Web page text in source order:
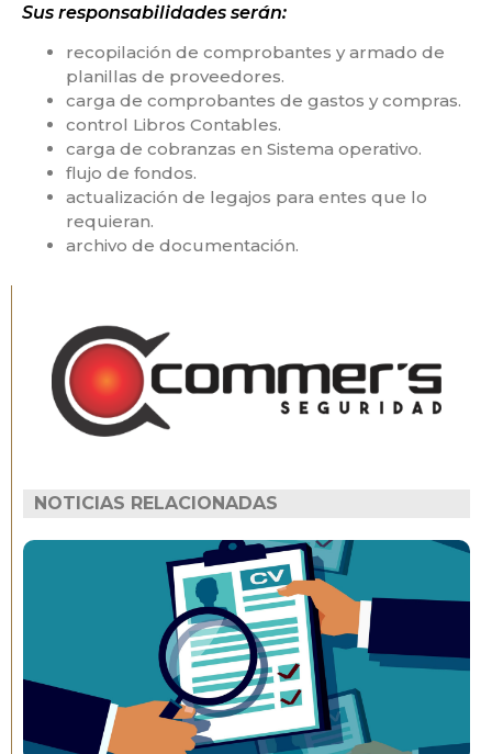
Sus responsabilidades serán:
recopilación de comprobantes y armado de
planillas de proveedores.
carga de comprobantes de gastos y compras.
control Libros Contables.
carga de cobranzas en Sistema operativo.
flujo de fondos.
actualización de legajos para entes que lo
requieran.
archivo de documentación.
NOTICIAS RELACIONADAS